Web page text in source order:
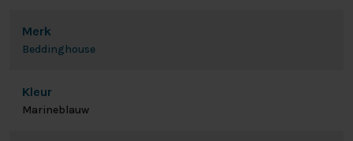
Merk
Beddinghouse
Kleur
Marineblauw